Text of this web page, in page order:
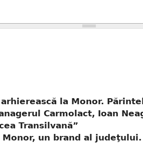
la Monor.
Carmolact, Ioan
Transilvană”
Monor, un brand al